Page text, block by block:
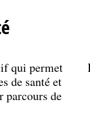
qui permet
de santé et
parcours de